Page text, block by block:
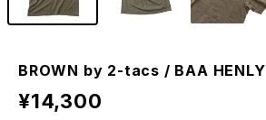
BROWN by 2-tacs / BAA HENLY
¥14,300